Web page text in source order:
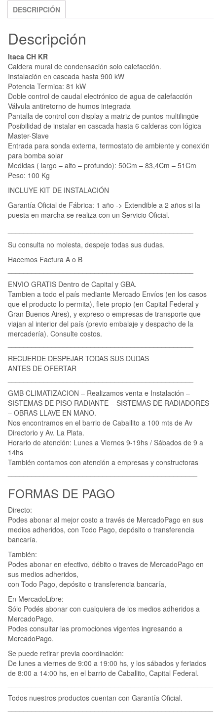
DESCRIPCIÓN
Descripción
Itaca CH KR
Caldera mural de condensación solo calefacción.
Instalación en cascada hasta 900 kW
Potencia Termica: 81 kW
Doble control de caudal electrónico de agua de calefacción
Válvula antiretorno de humos integrada
Pantalla de control con display a matriz de puntos multilingüe
Posibilidad de instalar en cascada hasta 6 calderas con lógica
Master-Slave
Entrada para sonda externa, termostato de ambiente y conexión
para bomba solar
Medidas ( largo – alto – profundo): 50Cm – 83,4Cm – 51Cm
Peso: 100 Kg
INCLUYE KIT DE INSTALACIÓN
Garantía Oficial de Fábrica: 1 año -> Extendible a 2 años si la
puesta en marcha se realiza con un Servicio Oficial.
Su consulta no molesta, despeje todas sus dudas.
Hacemos Factura A o B
ENVIO GRATIS Dentro de Capital y GBA.
Tambien a todo el país mediante Mercado Envíos (en los casos
que el producto lo permita), flete propio (en Capital Federal y
Gran Buenos Aires), y expreso o empresas de transporte que
viajan al interior del país (previo embalaje y despacho de la
mercadería). Consulte costos.
RECUERDE DESPEJAR TODAS SUS DUDAS
ANTES DE OFERTAR
GMB CLIMATIZACION – Realizamos venta e Instalación –
SISTEMAS DE PISO RADIANTE – SISTEMAS DE RADIADORES
– OBRAS LLAVE EN MANO.
Nos encontramos en el barrio de Caballito a 100 mts de Av
Directorio y Av. La Plata.
Horario de atención: Lunes a Viernes 9-19hs / Sábados de 9 a
14hs
También contamos con atención a empresas y constructoras
FORMAS DE PAGO
Directo:
Podes abonar al mejor costo a través de MercadoPago en sus
medios adheridos, con Todo Pago, depósito o transferencia
bancaría.
También:
Podes abonar en efectivo, débito o traves de MercadoPago en
sus medios adheridos,
con Todo Pago, depósito o transferencia bancaría,
En MercadoLibre:
Sólo Podés abonar con cualquiera de los medios adheridos a
MercadoPago.
Podes consultar las promociones vigentes ingresando a
MercadoPago.
Se puede retirar previa coordinación:
De lunes a viernes de 9:00 a 19:00 hs, y los sábados y feriados
de 8:00 a 14:00 hs, en el barrio de Caballito, Capital Federal.
Todos nuestros productos cuentan con Garantía Oficial.